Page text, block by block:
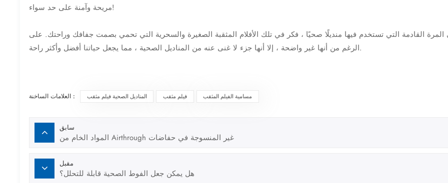
مريحة وآمنة على حد سواء!
القادمة التي تستخدم فيها منديلًا صحيًا ، فكر في تلك الأفلام المثقبة الصغيرة والسحرية التي تحمي بصمت جفافك وراحتك. على
الرغم من أنها غير واضحة ، إلا أنها جزء لا غنى عنه من المناديل الصحية ، مما يجعل حياتنا أفضل وأكثر راحة.
العلامات الساخنة : المناديل الصحية فيلم مثقب فيلم مثقب مسامية الفيلم المثقب
سابق
المواد الخام من Airthrough غير المنسوجة في حفاضات
مقبل
هل يمكن جعل الفوط الصحية قابلة للتحلل؟